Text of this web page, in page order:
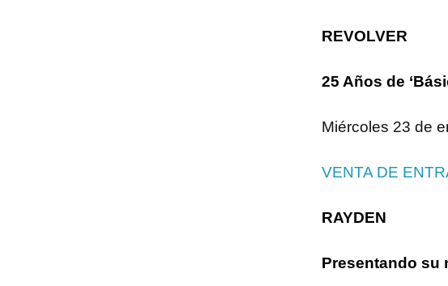
REVOLVER
25 Años de
Miércoles 23 de
VENTA DE
RAYDEN
Presentando su